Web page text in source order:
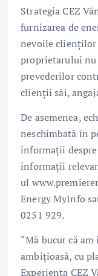
Strategia CEZ
furnizarea de
nevoile clienților
proprietarului
prevederilor
clienții săi,
De asemenea,
neschimbată în
informații
informații
ul
Energy MyInfo
0251 929.
“Mă bucur că
ambițioasă, cu
Experiența CEZ